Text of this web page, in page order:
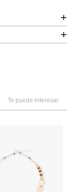
+
+
Te puede interesar